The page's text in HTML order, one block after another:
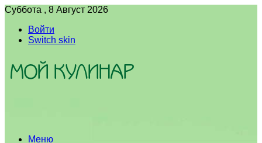
Суббота , 8 Август 2026
Войти
Switch skin
Меню